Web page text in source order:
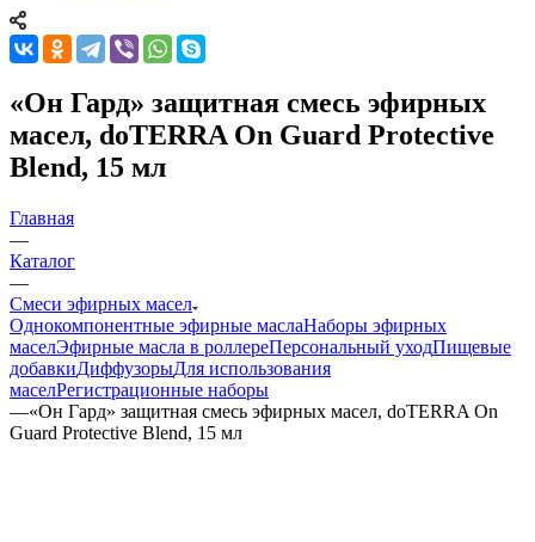
«Он Гард» защитная смесь эфирных
масел, doTERRA On Guard Protective
Blend, 15 мл
Главная
—
Каталог
—
Смеси эфирных масел
Однокомпонентные эфирные маслаНаборы эфирных
маселЭфирные масла в роллереПерсональный уходПищевые
добавкиДиффузорыДля использования
маселРегистрационные наборы
—«Он Гард» защитная смесь эфирных масел, doTERRA On
Guard Protective Blend, 15 мл